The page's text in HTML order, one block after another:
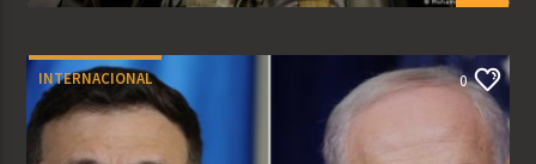
INTERNACIONAL 0